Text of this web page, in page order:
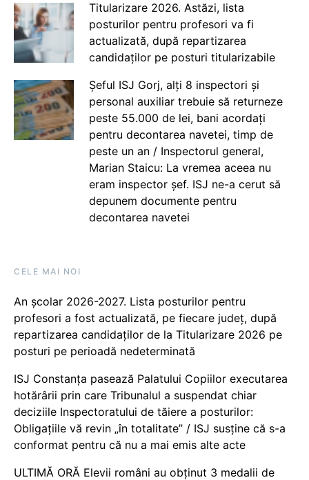
Titularizare 2026. Astăzi, lista
posturilor pentru profesori va fi
actualizată, după repartizarea
candidaților pe posturi titularizabile
Șeful ISJ Gorj, alți 8 inspectori și
personal auxiliar trebuie să returneze
peste 55.000 de lei, bani acordați
pentru decontarea navetei, timp de
peste un an / Inspectorul general,
Marian Staicu: La vremea aceea nu
eram inspector șef. ISJ ne-a cerut să
depunem documente pentru
decontarea navetei
CELE MAI NOI
An școlar 2026-2027. Lista posturilor pentru
profesori a fost actualizată, pe fiecare județ, după
repartizarea candidaților de la Titularizare 2026 pe
posturi pe perioadă nedeterminată
ISJ Constanța pasează Palatului Copiilor executarea
hotărârii prin care Tribunalul a suspendat chiar
deciziile Inspectoratului de tăiere a posturilor:
Obligațiile vă revin „în totalitate” / ISJ susține că s-a
conformat pentru că nu a mai emis alte acte
ULTIMĂ ORĂ Elevii români au obținut 3 medalii de